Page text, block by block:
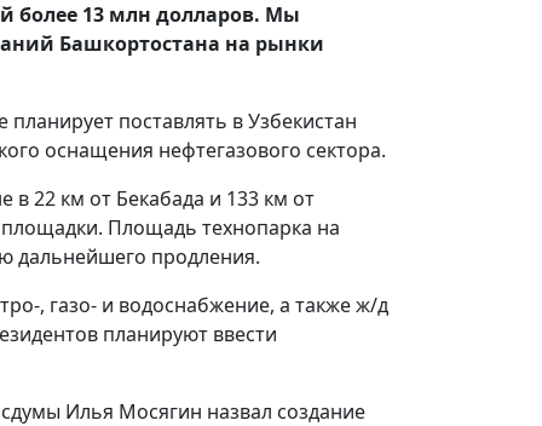
более 13 млн долларов. Мы
Башкортостана на рынки
поставлять в Узбекистан
оснащения нефтегазового сектора.
22 км от Бекабада и 133 км от
Площадь технопарка на
дальнейшего продления.
, газо- и водоснабжение, а также ж/д
планируют ввести
Илья Мосягин назвал создание